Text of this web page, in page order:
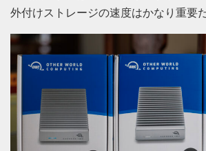
外付けストレージの速度はかなり重要